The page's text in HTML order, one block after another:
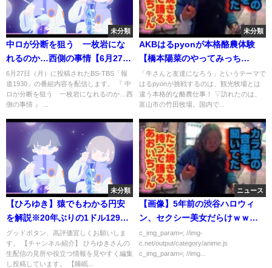
未分類
中ロが分断を狙う 一枚岩にな
れるのか…西側の事情【6月27日
（月）#報道1930】
6月27日（月）に投稿されたBS-TBS「報
道1930」の番組内容を配信します。 『 中
ロが分断を狙う 一枚岩になれるのか…西
側の事情 』 ...
未分類
AKBはるpyonが本格酪農体験
【橋本陽菜のやってみっち
ゃ！】
「牛さんと友達になろう」というテーマで
はるpyonが挑戦するのは、観光牧場とは
違う本格的な酪農仕事！ ▽訪れたのは、
富山市の竹田牧場。国内で...
未分類
【ひろゆき】猿でもわかる円安
を解説※20年ぶりの1ドル129円
台突入※円安のメリットとデメ
リット/円安を進める政治家/ガソ
リン/電気代/戦争/輸入品が高騰す
グッドボタン、高評価宜しくお願いしま
す。 【チャンネル紹介】 ひろゆきさんの
生配信の見所や役立つ情報を見やすく編集
し投稿しています。 【睡眠...
ニュース
【画像】5年前の渋谷ハロウィ
ン、セクシー美女だらけｗｗｗ
ｗｗ
c_img_param=; //img-
c.net/output/category/anime.js
c_img_param=; //img...